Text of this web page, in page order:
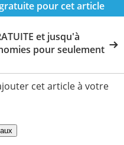
pour cet article
et jusqu'à
pour seulement
cet article à votre